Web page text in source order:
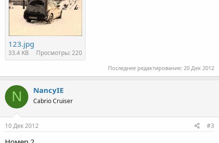
123.jpg
33.4 KB Просмотры: 220
Последнее редактирование: 20 Дек 2012
N NancyIE
Cabrio Cruiser
10 Дек 2012 #3